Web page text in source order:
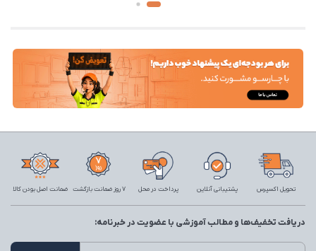
تحویل اکسپرس پشتیبانی آنلاین پرداخت در محل 7 روز ضمانت بازگشت ضمانت اصل بودن کالا
دریافت تخفیف‌ها و مطالب آموزشی با عضویت در خبرنامه: